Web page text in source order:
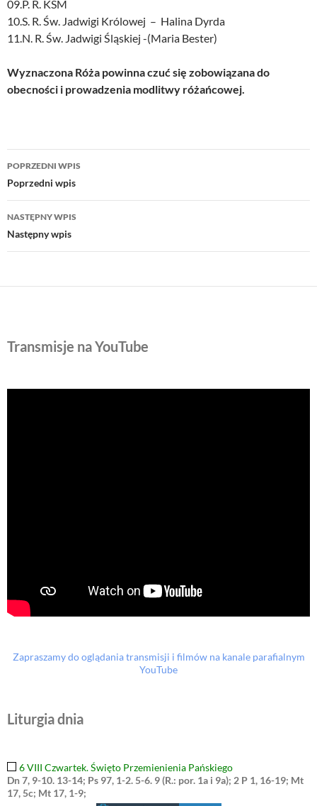
09.P. R. KSM
10.S. R. Św. Jadwigi Królowej – Halina Dyrda
11.N. R. Św. Jadwigi Śląskiej -(Maria Bester)
Wyznaczona Róża powinna czuć się zobowiązana do
obecności i prowadzenia modlitwy różańcowej.
Nawigacja
wpisu
POPRZEDNI WPIS
Poprzedni wpis
NASTĘPNY WPIS
Następny wpis
Transmisje na YouTube
Zapraszamy do oglądania transmisji i filmów na kanale parafialnym
YouTube
Liturgia dnia
6 VIII Czwartek. Święto Przemienienia Pańskiego
Dn 7, 9-10. 13-14; Ps 97, 1-2. 5-6. 9 (R.: por. 1a i 9a); 2 P 1, 16-19; Mt
17, 5c; Mt 17, 1-9;